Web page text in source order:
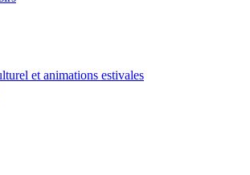
et animations estivales